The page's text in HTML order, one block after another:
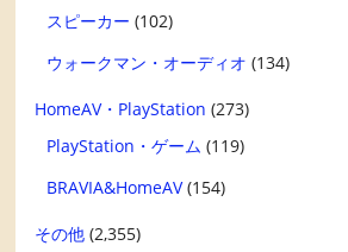
スピーカー (102)
ウォークマン・オーディオ (134)
HomeAV・PlayStation (273)
PlayStation・ゲーム (119)
BRAVIA&HomeAV(154)
その他 (2,355)